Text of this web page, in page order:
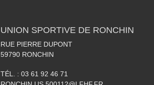
UNION SPORTIVE DE RONCHIN
RUE PIERRE DUPONT
59790 RONCHIN
TÉL. : 03 61 92 46 71